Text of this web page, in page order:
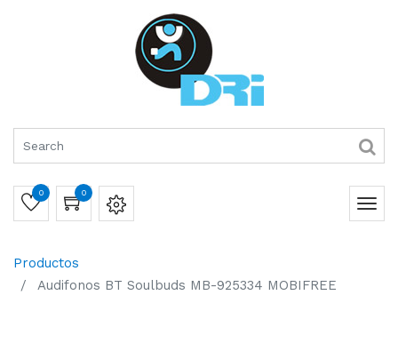
0 0
Productos
Audifonos BT Soulbuds MB-925334 MOBIFREE